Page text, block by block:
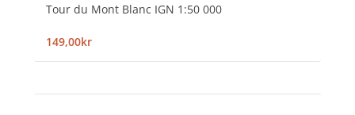
Tour du Mont Blanc IGN 1:50 000
149,00kr